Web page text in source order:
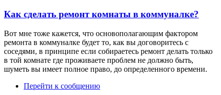
Как сделать ремонт комнаты в коммуналке?
Вот мне тоже кажется, что основополагающим фактором
ремонта в коммуналке будет то, как вы договоритесь с
соседями, в принципе если собираетесь ремонт делать только
в той комнате где проживаете проблем не должно быть,
шуметь вы имеет полное право, до определенного времени.
Перейти к сообщению